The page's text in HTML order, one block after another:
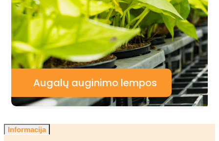
Augalų auginimo lempos
Informacija